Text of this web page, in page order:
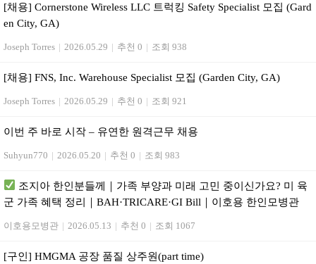
[채용] Cornerstone Wireless LLC 트럭킹 Safety Specialist 모집 (Gard
en City, GA)
Joseph Torres | 2026.05.29 | 추천 0 | 조회 938
[채용] FNS, Inc. Warehouse Specialist 모집 (Garden City, GA)
Joseph Torres | 2026.05.29 | 추천 0 | 조회 921
이번 주 바로 시작 – 유연한 원격근무 채용
Suhyun770 | 2026.05.20 | 추천 0 | 조회 983
조지아 한인분들께｜가족 부양과 미래 고민 중이신가요? 미 육
군 가족 혜택 정리｜BAH·TRICARE·GI Bill｜이호용 한인모병관
이호용모병관 | 2026.05.13 | 추천 0 | 조회 1067
[구인] HMGMA 공장 품질 상주원(part time)